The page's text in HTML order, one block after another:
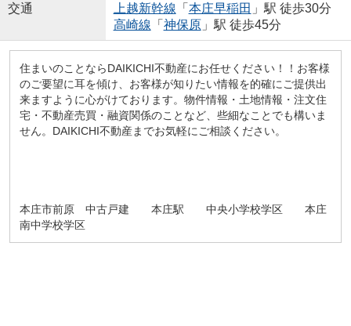
交通
上越新幹線 「 本庄早稲田 」駅 徒歩30分
高崎線 「 神保原」駅 徒歩45分
住まいのことならDAIKICHI不動産にお任せください！！お客様
のご要望に耳を傾け、お客様が知りたい情報を的確にご提供出
来ますように心がけております。物件情報・土地情報・注文住
宅・不動産売買・融資関係のことなど、些細なことでも構いま
せん。DAIKICHI不動産までお気軽にご相談ください。
本庄市前原 中古戸建 本庄駅 中央小学校学区 本庄
南中学校学区